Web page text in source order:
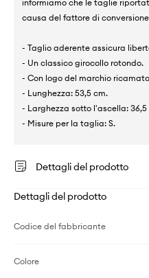
informiamo che le taglie
causa del fattore di
- Taglio aderente assicura
- Un classico girocollo rotondo.
- Con logo del marchio
- Lunghezza: 53,5 cm.
- Larghezza sotto l'ascella: 36,5
- Misure per la taglia: S.
Dettagli del prodotto
Dettagli del prodotto
Codice del fabbricante
Colore